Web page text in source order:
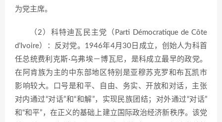
为党主席。
（2）科特迪瓦民主党（Parti Démocratique de Côte
d’Ivoire）：反对党。1946年4月30日成立，创始人为科首
任总统费利克斯·乌弗埃－博瓦尼，是科成立最早的政党。
在阿肯族为主的中东部地区特别是亚穆苏克罗和布瓦凯市
影响较大。口号是和平、自由、务实、开放和对话，主张
对内通过“对话”和“和解”，实现民族团结；对外通过“对话”
和“和平”，在正义的基础上建立国际政治经济新秩序。该党